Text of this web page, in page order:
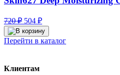
720₽ Первоначальная
цена
составляла
720 ₽.
504 ₽Текущая
цена:
504 ₽.
Перейти в каталог
Клиентам